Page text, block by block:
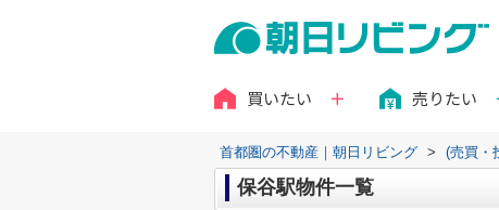
買いたい 売りたい
首都圏の不動産｜朝日リビング > (売買・
保谷駅物件一覧